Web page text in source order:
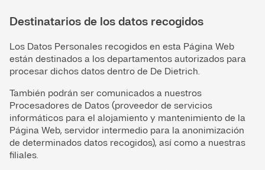
Destinatarios de los datos recogidos
Los Datos Personales recogidos en esta Página Web
están destinados a los departamentos autorizados para
procesar dichos datos dentro de De Dietrich.
También podrán ser comunicados a nuestros
Procesadores de Datos (proveedor de servicios
informáticos para el alojamiento y mantenimiento de la
Página Web, servidor intermedio para la anonimización
de determinados datos recogidos), así como a nuestras
filiales.